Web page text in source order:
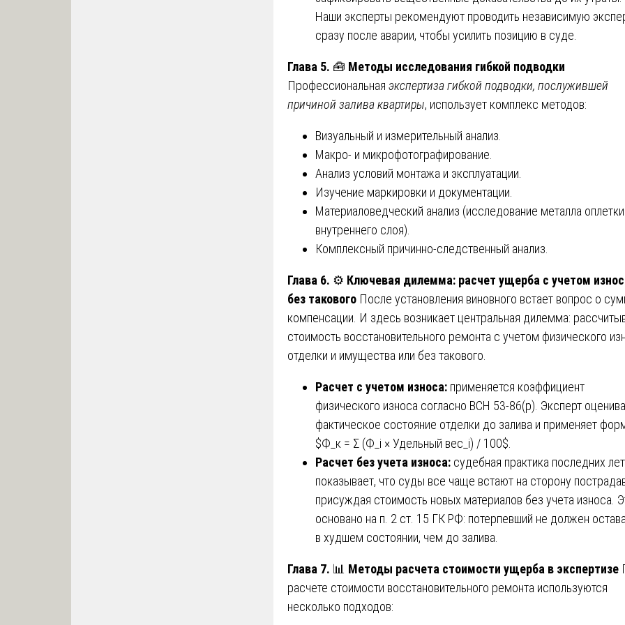
Наши эксперты рекомендуют проводить независимую
сразу после аварии, чтобы усилить позицию в суде.
Глава 5. 🧰 Методы исследования гибкой подводки
Профессиональная экспертиза гибкой подводки, послужившей
причиной залива квартиры, использует комплекс методов:
Визуальный и измерительный анализ.
Макро- и микрофотографирование.
Анализ условий монтажа и эксплуатации.
Изучение маркировки и документации.
Материаловедческий анализ (исследование металла
внутреннего слоя).
Комплексный причинно-следственный анализ.
Глава 6. ⚙️ Ключевая дилемма: расчет ущерба с учетом
без такового После установления виновного встает вопрос о
компенсации. И здесь возникает центральная дилемма:
стоимость восстановительного ремонта с учетом физического
отделки и имущества или без такового.
Расчет с учетом износа: применяется коэффициент
физического износа согласно ВСН 53-86(р). Эксперт
фактическое состояние отделки до залива и применяет
$Ф_к = Σ (Ф_i × Удельный вес_i) / 100$.
Расчет без учета износа: судебная практика последних лет
показывает, что суды все чаще встают на сторону
присуждая стоимость новых материалов без учета износа.
основано на п. 2 ст. 15 ГК РФ: потерпевший не должен
в худшем состоянии, чем до залива.
Глава 7. 📊 Методы расчета стоимости ущерба в экспертизе
расчете стоимости восстановительного ремонта используются
несколько подходов: